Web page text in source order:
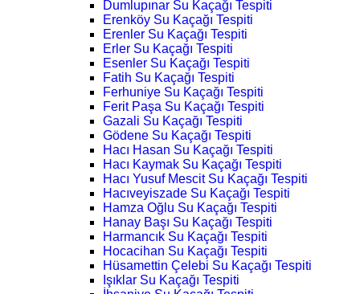
Dumlupınar Su Kaçağı Tespiti
Erenköy Su Kaçağı Tespiti
Erenler Su Kaçağı Tespiti
Erler Su Kaçağı Tespiti
Esenler Su Kaçağı Tespiti
Fatih Su Kaçağı Tespiti
Ferhuniye Su Kaçağı Tespiti
Ferit Paşa Su Kaçağı Tespiti
Gazali Su Kaçağı Tespiti
Gödene Su Kaçağı Tespiti
Hacı Hasan Su Kaçağı Tespiti
Hacı Kaymak Su Kaçağı Tespiti
Hacı Yusuf Mescit Su Kaçağı Tespiti
Hacıveyiszade Su Kaçağı Tespiti
Hamza Oğlu Su Kaçağı Tespiti
Hanay Başı Su Kaçağı Tespiti
Harmancık Su Kaçağı Tespiti
Hocacihan Su Kaçağı Tespiti
Hüsamettin Çelebi Su Kaçağı Tespiti
Işıklar Su Kaçağı Tespiti